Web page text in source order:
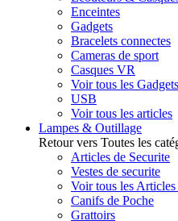
Enceintes
Gadgets
Bracelets connectes
Cameras de sport
Casques VR
Voir tous les Gadgets
USB
Voir tous les articles
Lampes & Outillage
Retour vers Toutes les
Articles de Securite
Vestes de securite
Voir tous les Articles
Canifs de Poche
Grattoirs